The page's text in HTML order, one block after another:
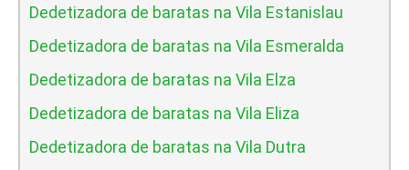
Dedetizadora de baratas na Vila Estanislau
Dedetizadora de baratas na Vila Esmeralda
Dedetizadora de baratas na Vila Elza
Dedetizadora de baratas na Vila Eliza
Dedetizadora de baratas na Vila Dutra